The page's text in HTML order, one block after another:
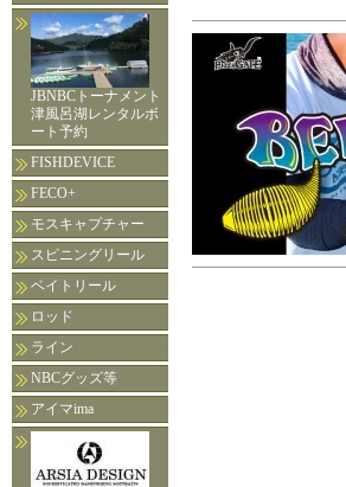
JBNBCトーナメント
津風呂湖レンタルボ
ート予約
FISHDEVICE
FECO+
モスキャプチャー
スピニングリール
ベイトリール
ロッド
ライン
NBCグッズ等
アイマima